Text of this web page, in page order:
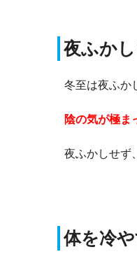
夜ふか
冬至は夜ふか
陰の気が極ま
夜ふかしせず
体を冷